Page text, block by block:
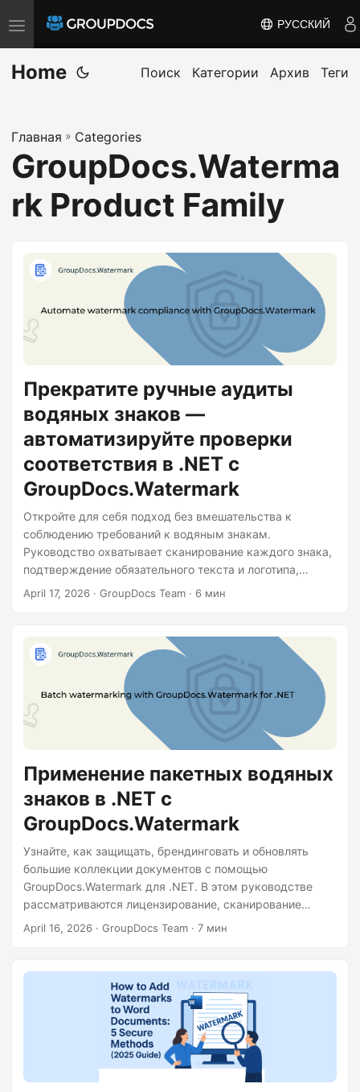
T
o
g
e
n
v
o
РУССКИЙ
Home Поиск Категории Архив Теги
Главная » Categories
GroupDocs.Waterma
rk Product Family
Прекратите ручные аудиты
водяных знаков —
автоматизируйте проверки
соответствия в .NET с
GroupDocs.Watermark
Откройте для себя подход без вмешательства к
соблюдению требований к водяным знакам.
Руководство охватывает сканирование каждого знака,
подтверждение обязательного текста и логотипа,
генерацию отчёта на основе правил и обновление
April 17, 2026 · GroupDocs Team · 6 мин
Применение пакетных водяных
знаков в .NET с
GroupDocs.Watermark
Узнайте, как защищать, брендинговать и обновлять
большие коллекции документов с помощью
GroupDocs.Watermark для .NET. В этом руководстве
рассматриваются лицензирование, сканирование
папок, мозаичные текстовые и логотипные водяные
April 16, 2026 · GroupDocs Team · 7 мин